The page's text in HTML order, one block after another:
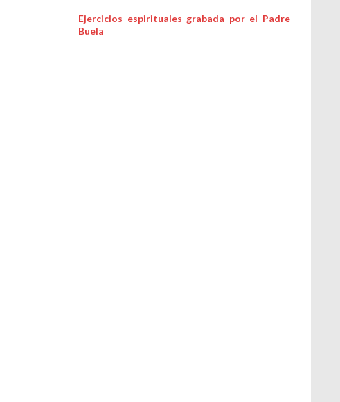
Ejercicios espirituales grabada por el Padre
Buela